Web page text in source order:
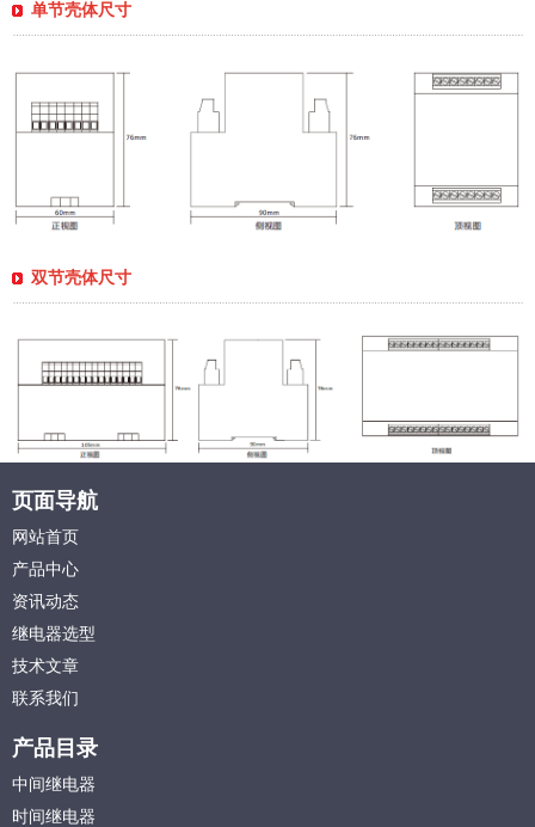
单节壳体尺寸
双节壳体尺寸
页面导航
网站首页
产品中心
资讯动态
继电器选型
技术文章
联系我们
产品目录
中间继电器
时间继电器